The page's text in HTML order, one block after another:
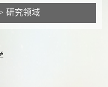
研究领域